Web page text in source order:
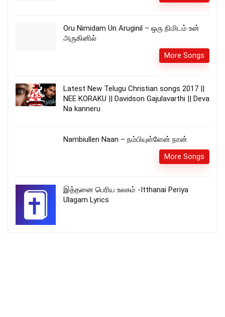
Oru Nimidam Un Aruginil – ஒரு நிமிடம் உன்
அருகினில்
More Songs
Latest New Telugu Christian songs 2017 ||
NEE KORAKU || Davidson Gajulavarthi || Deva
Na kanneru
Nambiullen Naan – நம்பியுள்ளேன் நான்
More Songs
இத்தனை பெரிய உலகம் -Itthanai Periya
Ulagam Lyrics